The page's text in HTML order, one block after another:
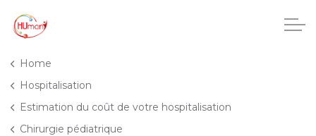
CHU Charleroi-Chimay
Home
Hospitalisation
Estimation du coût de votre hospitalisation
Chirurgie pédiatrique